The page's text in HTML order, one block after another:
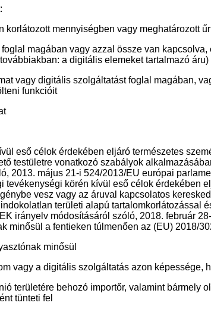
mennyiségben vagy meghatározott
magában vagy azzal össze van
a digitális elemeket tartalmazó áru)
vagy digitális szolgáltatást foglal magában,
funkcióit
eső célok érdekében eljáró természetes
testületre vonatkozó szabályok
2013. május 21-i 524/2013/EU európai
körén kívül eső célok érdekében
vesz vagy az áruval kapcsolatos
területi alapú tartalomkorlátozással
irányelv módosításáról szóló, 2018. február
minősül a fentieken túlmenően az (EU) 2018/
minősül
vagy a digitális szolgáltatás azon képessége,
területére behozó importőr, valamint bármely
tünteti fel